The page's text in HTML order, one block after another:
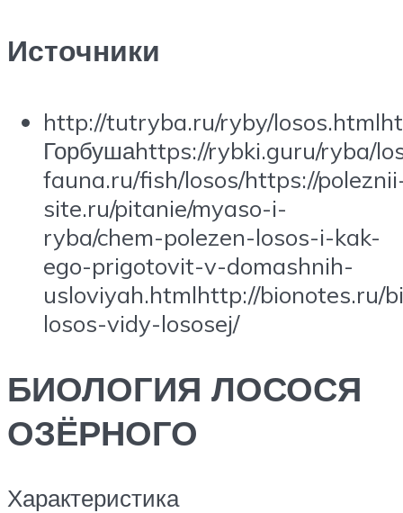
Источники
http://tutryba.ru/ryby/
Горбушаhttps://rybki.guru/ryba/
fauna.ru/fish/losos/https://
site.ru/pitanie/myaso-i-
ryba/chem-polezen-losos-i-kak-
ego-prigotovit-v-domashnih-
usloviyah.htmlhttp://bionotes.ru/
losos-vidy-lososej/
БИОЛОГИЯ ЛОСОСЯ
ОЗЁРНОГО
Характеристика